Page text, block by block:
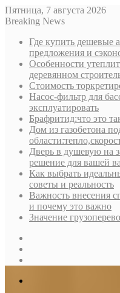
Пятница, 7 августа 2026
Breaking News
Где купить дешевые
предложения и
Особенности
деревянном
Стоимость
Насос-фильтр для
эксплуатировать
Брафритид:что это
Дом из газобетона
Дверь в душевую на
решение для вашей
Как выбрать
советы и реальность
Важность внесения
и почему это важно
Значение